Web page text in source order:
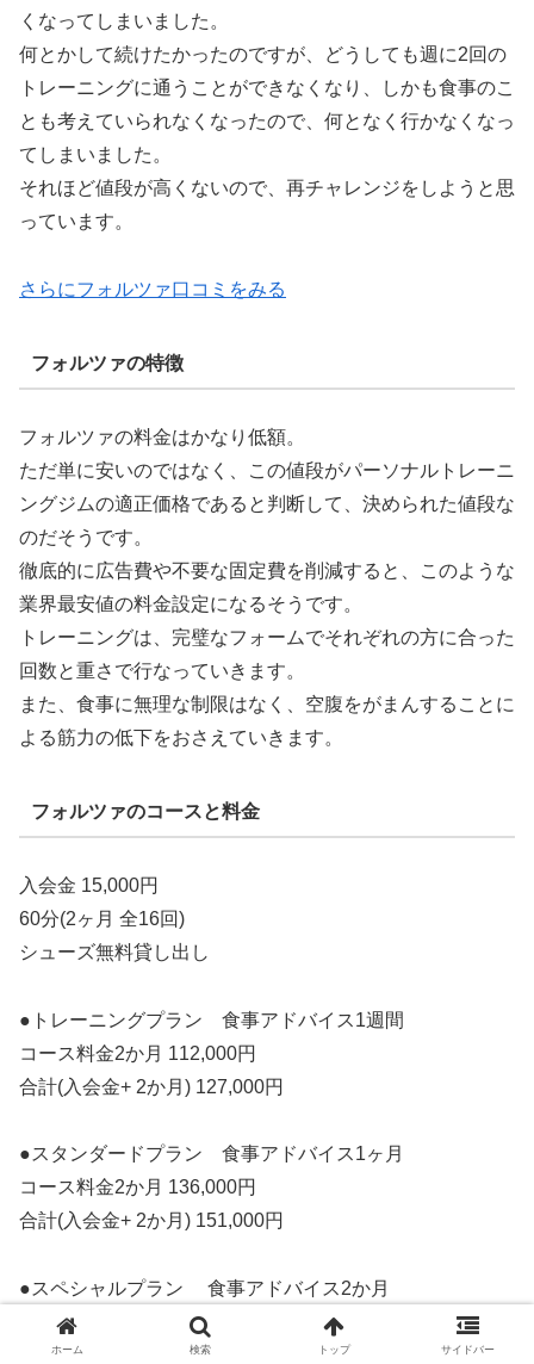
くなってしまいました。
何とかして続けたかったのですが、どうしても週に2回の
トレーニングに通うことができなくなり、しかも食事のこ
とも考えていられなくなったので、何となく行かなくなっ
てしまいました。
それほど値段が高くないので、再チャレンジをしようと思
っています。
さらにフォルツァ口コミをみる
フォルツァの特徴
フォルツァの料金はかなり低額。
ただ単に安いのではなく、この値段がパーソナルトレーニ
ングジムの適正価格であると判断して、決められた値段な
のだそうです。
徹底的に広告費や不要な固定費を削減すると、このような
業界最安値の料金設定になるそうです。
トレーニングは、完璧なフォームでそれぞれの方に合った
回数と重さで行なっていきます。
また、食事に無理な制限はなく、空腹をがまんすることに
よる筋力の低下をおさえていきます。
フォルツァのコースと料金
入会金 15,000円
60分(2ヶ月 全16回)
シューズ無料貸し出し
●トレーニングプラン 食事アドバイス1週間
コース料金2か月 112,000円
合計(入会金+ 2か月) 127,000円
●スタンダードプラン 食事アドバイス1ヶ月
コース料金2か月 136,000円
合計(入会金+ 2か月) 151,000円
●スペシャルプラン 食事アドバイス2か月
コース料金2か月 160,000円
合計(入会金+ 2か月) 175,000円
ホーム 検索 トップ サイドバー